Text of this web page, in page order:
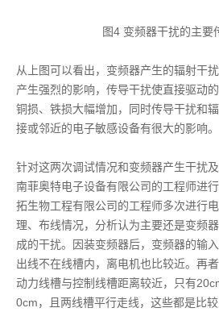
图4 变频器干扰的主要
从上图可以看出，变频器产生的辐射干
产生强烈的影响，传导干扰使直接驱动
铜损、铁损大幅增加，同时传导干扰和
接或邻近的电子敏感设备有很大的影响。
针对这两次调试情况和变频器产生干扰
南菲奥特电子设备有限公司的工程师进
拓生物工程有限公司的工程师多次进行
理、布线情况，分析认为主要还是变频
成的干扰。因装变频器后，变频器的输
出线不在线槽内，离电机也比较近。再
动力线槽与控制线槽距离较近，只有
0cm，且两线槽平行走线，这些都是比